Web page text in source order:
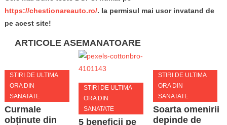
https://chestionareauto.ro/. Ia permisul mai usor invatand de
pe acest site!
ARTICOLE ASEMANATOARE
STIRI DE ULTIMA
ORA DIN
SANATATE
Curmale
obținute din
STIRI DE ULTIMA
ORA DIN
SANATATE
5 beneficii pe
STIRI DE ULTIMA
ORA DIN
SANATATE
Soarta omenirii
depinde de